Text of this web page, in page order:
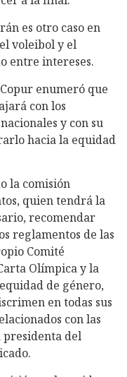
es otro caso en
voleibol y el
entre intereses.
enumeró que
con los
y con su
hacia la equidad
la comisión
quien tendrá la
recomendar
reglamentos de las
Comité
Olímpica y la
de género,
en todas sus
con las
presidenta del